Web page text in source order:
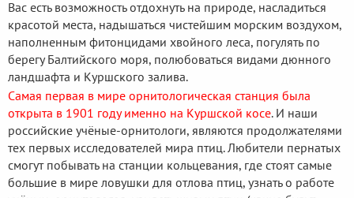
Вас есть возможность отдохнуть на природе, насладиться
красотой места, надышаться чистейшим морским воздухом,
наполненным фитонцидами хвойного леса, погулять по
берегу Балтийского моря, полюбоваться видами дюнного
ландшафта и Куршского залива.
Самая первая в мире орнитологическая станция была
открыта в 1901 году именно на Куршской косе. И наши
российские учёные-орнитологи, являются продолжателями
тех первых исследователей мира птиц. Любители пернатых
смогут побывать на станции кольцевания, где стоят самые
большие в мире ловушки для отлова птиц, узнать о работе